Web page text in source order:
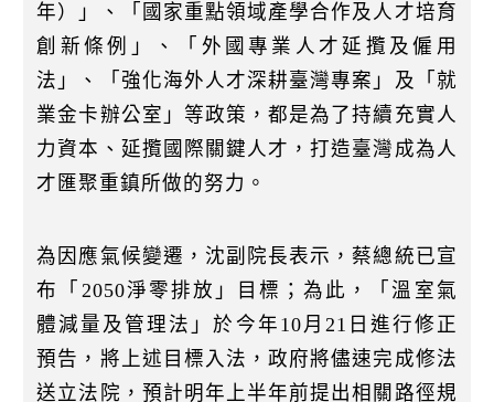
年）」、「國家重點領域產學合作及人才培育
創新條例」、「外國專業人才延攬及僱用
法」、「強化海外人才深耕臺灣專案」及「就
業金卡辦公室」等政策，都是為了持續充實人
力資本、延攬國際關鍵人才，打造臺灣成為人
才匯聚重鎮所做的努力。
為因應氣候變遷，沈副院長表示，蔡總統已宣
布「2050淨零排放」目標；為此，「溫室氣
體減量及管理法」於今年10月21日進行修正
預告，將上述目標入法，政府將儘速完成修法
送立法院，預計明年上半年前提出相關路徑規